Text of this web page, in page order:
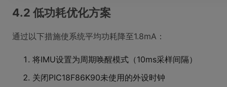
4.2 低功耗优化方案
通过以下措施使系统平均功耗降至1.8mA：
将IMU设置为周期唤醒模式（10ms采样间隔）
关闭PIC18F86K90未使用的外设时钟